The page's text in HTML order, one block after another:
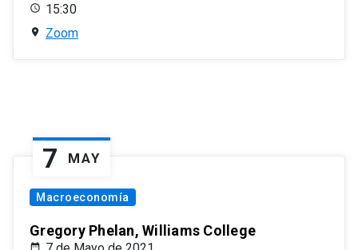
15:30
Zoom
7 MAY
Macroeconomía
Gregory Phelan, Williams College